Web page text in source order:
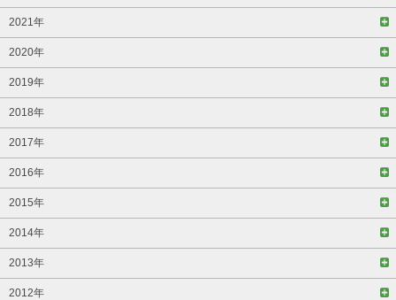
2021年
2020年
2019年
2018年
2017年
2016年
2015年
2014年
2013年
2012年